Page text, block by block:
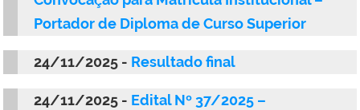
Portador de Diploma de Curso Superior
24/11/2025 - Resultado final
24/11/2025 - Edital Nº 37/2025 –